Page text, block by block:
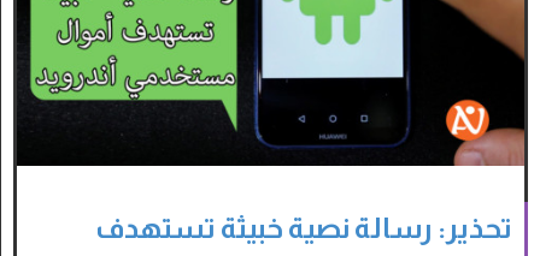
تحذير: رسالة نصية خبيثة تستهدف